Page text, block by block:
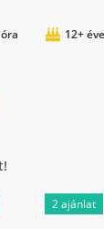
12+
2 ajánlat